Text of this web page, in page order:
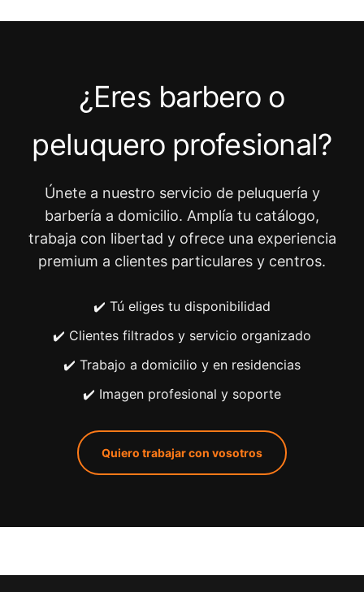
¿Eres barbero o
peluquero profesional?
Únete a nuestro servicio de peluquería y
barbería a domicilio. Amplía tu catálogo,
trabaja con libertad y ofrece una experiencia
premium a clientes particulares y centros.
✔️ Tú eliges tu disponibilidad
✔️ Clientes filtrados y servicio organizado
✔️ Trabajo a domicilio y en residencias
✔️ Imagen profesional y soporte
Quiero trabajar con vosotros